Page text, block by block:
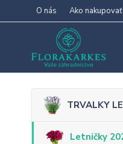
O nás Ako nakupovať
TRVALKY
Letničky